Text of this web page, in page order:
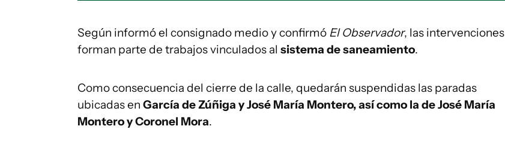
Según informó el consignado medio y confirmó El Observador, las intervenciones
forman parte de trabajos vinculados al sistema de saneamiento.
Como consecuencia del cierre de la calle, quedarán suspendidas las paradas
ubicadas en García de Zúñiga y José María Montero, así como la de José María
Montero y Coronel Mora.